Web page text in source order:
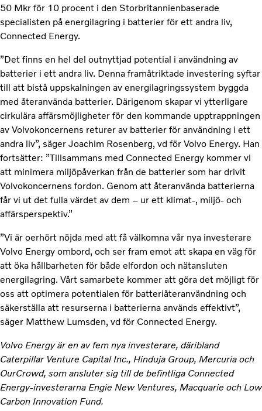
50 Mkr för 10 procent i den Storbritannienbaserade
specialisten på energilagring i batterier för ett andra liv,
Connected Energy.
”Det finns en hel del outnyttjad potential i användning av
batterier i ett andra liv. Denna framåtriktade investering syftar
till att bistå uppskalningen av energilagringssystem byggda
med återanvända batterier. Därigenom skapar vi ytterligare
cirkulära affärsmöjligheter för den kommande upptrappningen
av Volvokoncernens returer av batterier för användning i ett
andra liv”, säger Joachim Rosenberg, vd för Volvo Energy. Han
fortsätter: ”Tillsammans med Connected Energy kommer vi
att minimera miljöpåverkan från de batterier som har drivit
Volvokoncernens fordon. Genom att återanvända batterierna
får vi ut det fulla värdet av dem – ur ett klimat-, miljö- och
affärsperspektiv.”
”Vi är oerhört nöjda med att få välkomna vår nya investerare
Volvo Energy ombord, och ser fram emot att skapa en väg för
att öka hållbarheten för både elfordon och nätansluten
energilagring. Vårt samarbete kommer att göra det möjligt för
oss att optimera potentialen för batteriåteranvändning och
säkerställa att resurserna i batterierna används effektivt”,
säger Matthew Lumsden, vd för Connected Energy.
Volvo Energy är en av fem nya investerare, däribland
Caterpillar Venture Capital Inc., Hinduja Group, Mercuria och
OurCrowd, som ansluter sig till de befintliga Connected
Energy-investerarna Engie New Ventures, Macquarie och Low
Carbon Innovation Fund.